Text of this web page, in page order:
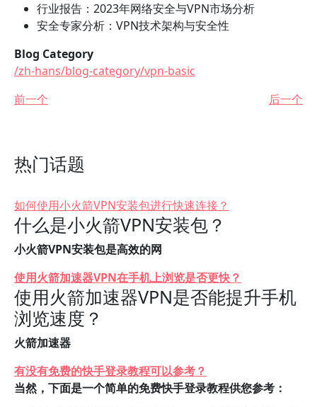
行业报告：2023年网络安全与VPN市场分析
安全专家分析：VPN技术架构与安全性
Blog Category
/zh-hans/blog-category/vpn-basic
前一个
后一个
热门话题
如何使用小火箭VPN安装包进行快速连接？
什么是小火箭VPN安装包？
小火箭VPN安装包是高效的网
使用火箭加速器VPN在手机上浏览是否更快？
使用火箭加速器VPN是否能提升手机
浏览速度？
火箭加速器
有没有免费的快手登录教程可以参考？
当然，下面是一个简单的免费快手登录教程供您参考：